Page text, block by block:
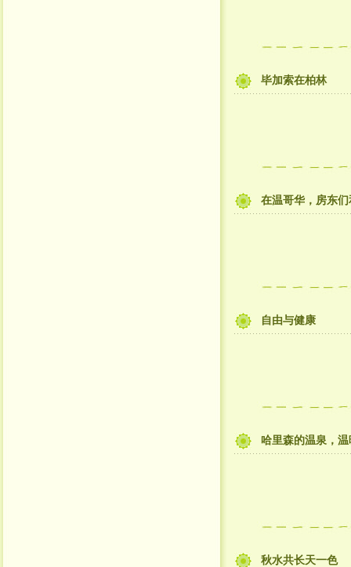
毕加索在柏林
在温哥华，房东
自由与健康
哈里森的温泉，
秋水共长天一色